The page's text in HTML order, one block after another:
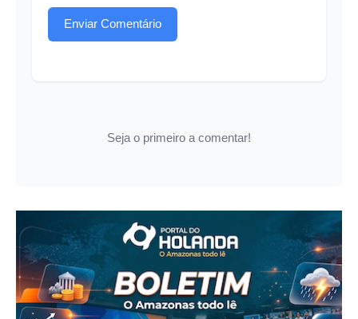
Enviar Comentário
Seja o primeiro a comentar!